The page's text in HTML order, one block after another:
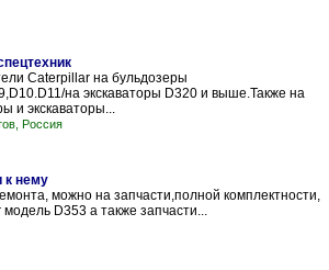
Caterpillar на бульдозеры
на экскаваторы D320 и выше.Также на
и экскаваторы...
Россия
к нему
можно на запчасти,полной комплектности,
D353 а также запчасти...